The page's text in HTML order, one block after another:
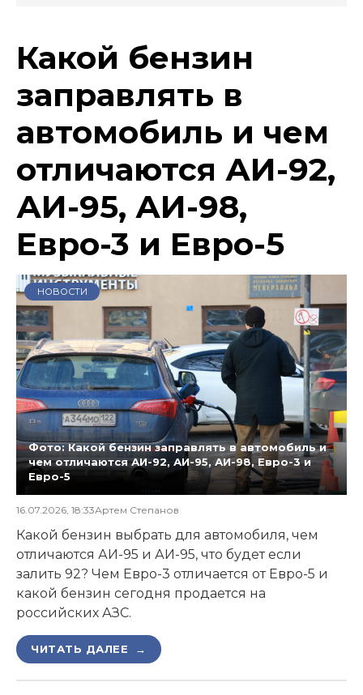
Какой бензин
заправлять в
автомобиль и чем
отличаются АИ-92,
АИ-95, АИ-98,
Евро-3 и Евро-5
НОВОСТИ
Фото: Какой бензин заправлять в автомобиль и
чем отличаются АИ-92, АИ-95, АИ-98, Евро-3 и
Евро-5
16.07.2026, 18:33Артем Степанов
Какой бензин выбрать для автомобиля, чем
отличаются АИ-95 и АИ-95, что будет если
залить 92? Чем Евро-3 отличается от Евро-5 и
какой бензин сегодня продается на
российских АЗС.
ЧИТАТЬ ДАЛЕЕ →